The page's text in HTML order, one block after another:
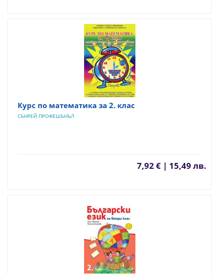
Курс по математика за 2. клас
СЪНРЕЙ ПРОФЕШЪНЪЛ
7,92 € | 15,49 лв.